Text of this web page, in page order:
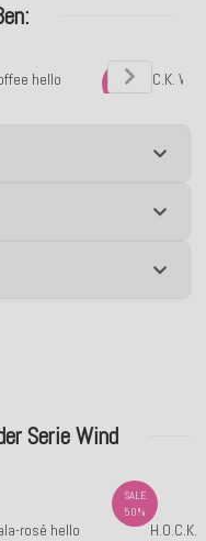
hello
SALE
50%
H.O.C.K.
Serie Wind
rosé hello
SALE
50%